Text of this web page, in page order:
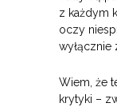
z każdym
oczy
wyłącznie
Wiem, że
krytyki –